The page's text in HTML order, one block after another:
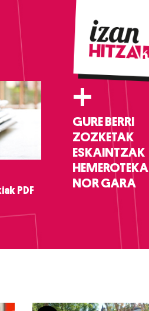
PDF
+
GURE BERRI
ZOZKETAK
ESKAINTZAK
HEMEROTEKA
NOR GARA